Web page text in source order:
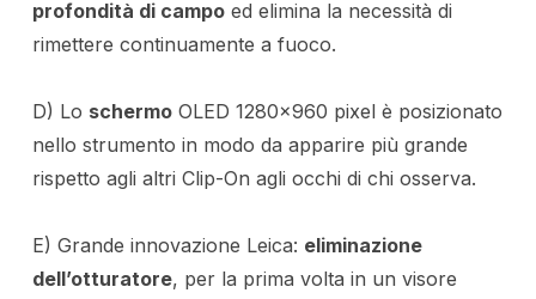
profondità di campoed elimina la necessità di
rimettere continuamente a fuoco.
D) Lo schermoOLED 1280×960 pixel è posizionato
nello strumento in modo da apparire più grande
rispetto agli altri Clip-On agli occhi di chi osserva.
E) Grande innovazione Leica: eliminazione
dell’otturatore, per la prima volta in un visore